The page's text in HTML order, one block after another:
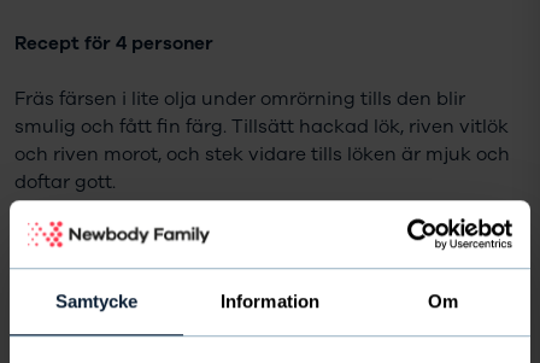
Samtycke Information Om
Recept för 4 personer
Fräs färsen i lite olja under omrörning tills den blir
smulig och fått fin färg. Tillsätt hackad lök, riven vitlök
och riven morot, och stek vidare tills löken är mjuk och
doftar gott.
Häll i de krossade tomaterna, smula ner
buljongtärningen och tillsätt balsamvinäger samt
örtkryddor. Låt såsen sjuda på låg värme i cirka 5–10